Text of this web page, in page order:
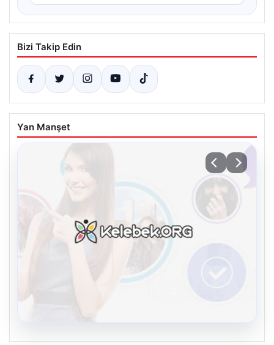
Bizi Takip Edin
Yan Manşet